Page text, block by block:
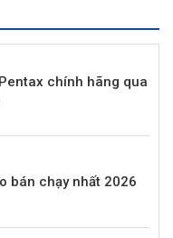
chính hãng qua
bán chạy nhất 2026